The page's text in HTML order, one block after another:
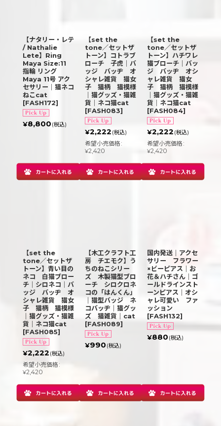
【ナタリー・レテ
/ Nathalie
Lete】Ring
Maya Size:11
指輪 リング
Maya 11号 アク
セサリー｜猫ネコ
ねこcat
[FASH172]
¥8,800 (税込)
【set the
tone／セットザ
トーン】コトラブ
ローチ 子虎｜バ
ッジ バッヂ オ
シャレ雑貨 猫女
子 猫柄 猫模様
｜猫グッズ・猫雑
貨｜ネコ猫cat
[FASH083]
¥2,222 (税込)
希望小売価格 :
¥2,420
【set the
tone／セットザ
トーン】ハチワレ
猫ブローチ｜バッ
ジ バッヂ オシ
ャレ雑貨 猫女
子 猫柄 猫模様
｜猫グッズ・猫雑
貨｜ネコ猫cat
[FASH084]
¥2,222 (税込)
希望小売価格 :
¥2,420
【set the
tone／セットザ
トーン】青い目の
ネコ 白猫ブロー
チ｜シロネコ｜バ
ッジ バッヂ オ
シャレ雑貨 猫女
子 猫柄 猫模様
｜猫グッズ・猫雑
貨｜ネコ猫cat
[FASH085]
¥2,222 (税込)
希望小売価格 :
¥2,420
【木工クラフト工
房 チエモク】う
ちのねこシリー
ズ 木製猫型ブロ
ーチ シロクロネ
コの「はんくん」
｜猫型バッジ ネ
コバッヂ｜猫グッ
ズ 猫雑貨｜cat
[FASH089]
¥990 (税込)
国内発送｜アクセ
サリー フラワー
×ビーピアス｜お
花＆ハチさん｜ゴ
ールドラインスト
ーンピアス｜オシ
ャレ可愛い ファ
ッション
[FASH132]
¥880 (税込)